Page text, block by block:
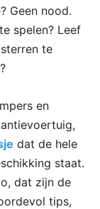
Geen nood.
spelen? Leef
te
en
dat de hele
staat.
dat zijn de
tips,